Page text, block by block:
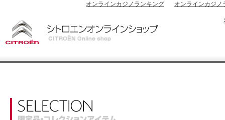
オンラインカジノランキング オンラインカジノ